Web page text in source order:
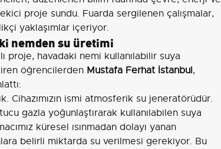
proje sundu. Fuarda sergilenen çalışmalar,
yaklaşımlar içeriyor.
nemden su üretimi
havadaki nemi kullanılabilir suya
öğrencilerden Mustafa Ferhat İstanbul,
Cihazımızın ismi atmosferik su jeneratörüdür.
gazla yoğunlaştırarak kullanılabilen suya
küresel ısınmadan dolayı yanan
belirli miktarda su verilmesi gerekiyor. Bu